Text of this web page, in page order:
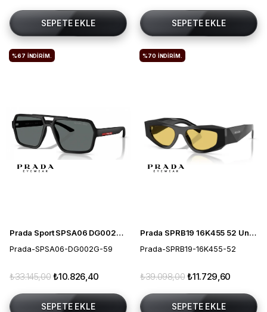
SEPETE EKLE SEPETE EKLE
Prada Sport SPSA06 DG002G 59 Polarize Erkek Güneş Gözlüğü
Prada-SPSA06-DG002G-59
₺10.826,40
₺33.145,00
SEPETE EKLE
%67 İNDIRIM.
Prada SPRB19 16K455 52 Unisex Güneş Gözlüğü
Prada-SPRB19-16K455-52
₺11.729,60
₺39.098,00
SEPETE EKLE
%70 İNDIRIM.